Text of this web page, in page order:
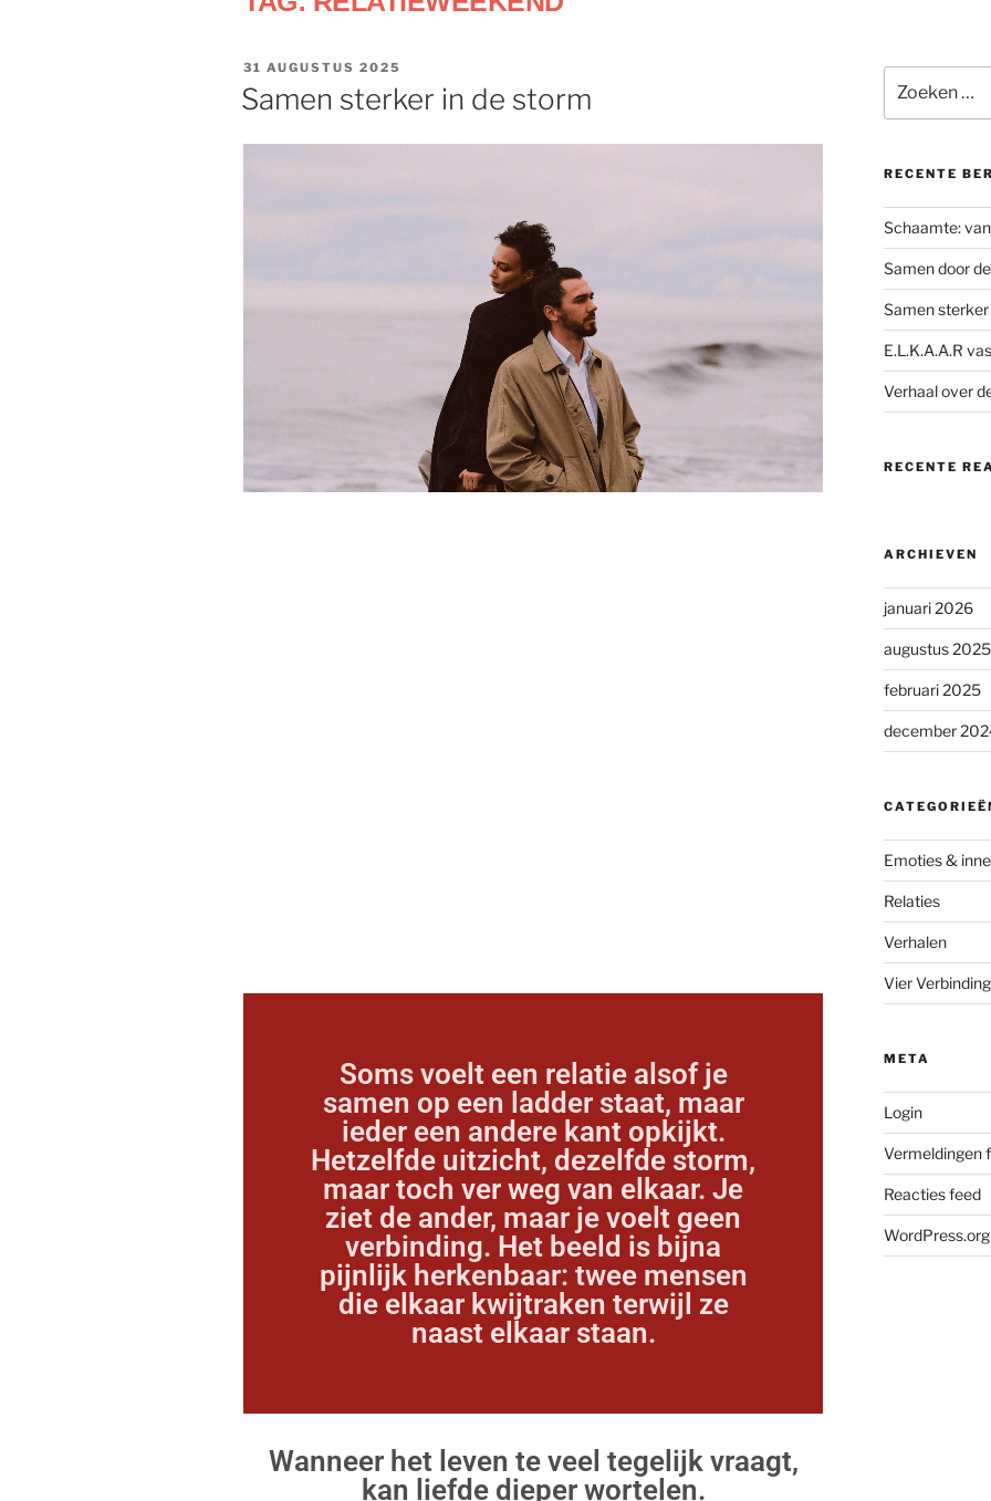
31 AUGUSTUS 2025
Samen sterker in de storm
Soms voelt een relatie alsof je
samen op een ladder staat, maar
ieder een andere kant opkijkt.
Hetzelfde uitzicht, dezelfde storm,
maar toch ver weg van elkaar. Je
ziet de ander, maar je voelt geen
verbinding. Het beeld is bijna
pijnlijk herkenbaar: twee mensen
die elkaar kwijtraken terwijl ze
naast elkaar staan.
Wanneer het leven te veel tegelijk vraagt,
kan liefde dieper wortelen.
RECENTE
Schaamte:
Samen door
Samen
E.L.K.A.A.R
Verhaal over
RECENTE
ARCHIEVEN
januari 2026
augustus 2025
februari 2025
december
Emoties &
Relaties
Verhalen
Vier
META
Login
Vermeldingen
Reacties feed
WordPress.org